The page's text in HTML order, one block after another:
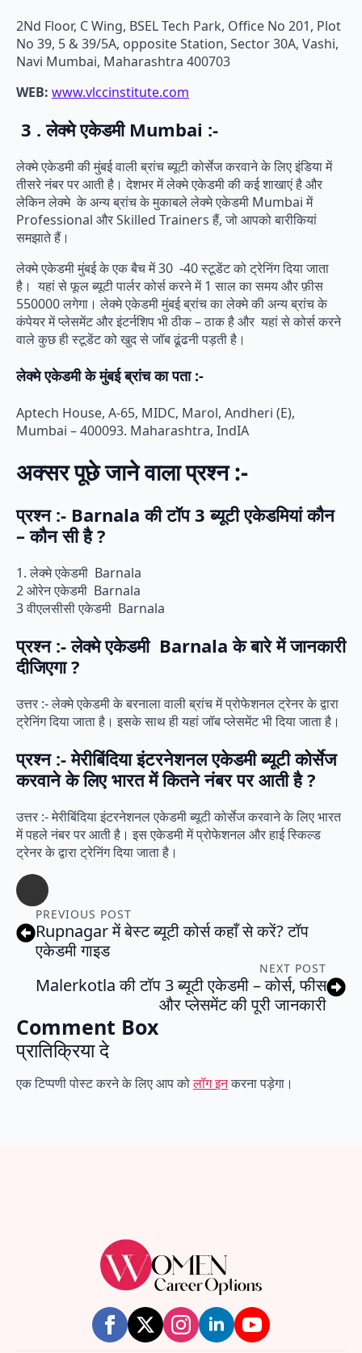
2Nd Floor, C Wing, BSEL Tech Park, Office No 201, Plot
No 39, 5 & 39/5A, opposite Station, Sector 30A, Vashi,
Navi Mumbai, Maharashtra 400703
WEB: www.vlccinstitute.com
3 . लेक्मे एकेडमी Mumbai :-
लेक्मे एकेडमी की मुंबई वाली ब्रांच ब्यूटी कोर्सेज करवाने के लिए इंडिया में
तीसरे नंबर पर आती है। देशभर में लेक्मे एकेडमी की कई शाखाएं है और
लेकिन लेक्मे के अन्य ब्रांच के मुकाबले लेक्मे एकेडमी Mumbai में
Professional और Skilled Trainers हैं, जो आपको बारीकियां
समझाते हैं।
लेक्मे एकेडमी मुंबई के एक बैच में 30 -40 स्टूडेंट को ट्रेनिंग दिया जाता
है। यहां से फूल ब्यूटी पार्लर कोर्स करने में 1 साल का समय और फ़ीस
550000 लगेगा। लेक्मे एकेडमी मुंबई ब्रांच का लेक्मे की अन्य ब्रांच के
कंपेयर में प्लेसमेंट और इंटर्नशिप भी ठीक – ठाक है और यहां से कोर्स करने
वाले कुछ ही स्टूडेंट को खुद से जॉब ढूंढनी पड़ती है।
लेक्मे एकेडमी के मुंबई ब्रांच का पता :-
Aptech House, A-65, MIDC, Marol, Andheri (E),
Mumbai – 400093. Maharashtra, IndIA
अक्सर पूछे जाने वाला प्रश्न :-
प्रश्न :- Barnala की टॉप 3 ब्यूटी एकेडमियां कौन
– कौन सी है ?
1. लेक्मे एकेडमी Barnala
2 ओरेन एकेडमी Barnala
3 वीएलसीसी एकेडमी Barnala
प्रश्न :- लेक्मे एकेडमी Barnala के बारे में जानकारी
दीजिएगा ?
उत्तर :- लेक्मे एकेडमी के बरनाला वाली ब्रांच में प्रोफेशनल ट्रेनर के द्वारा
ट्रेनिंग दिया जाता है। इसके साथ ही यहां जॉब प्लेसमेंट भी दिया जाता है।
प्रश्न :- मेरीबिंदिया इंटरनेशनल एकेडमी ब्यूटी कोर्सेज
करवाने के लिए भारत में कितने नंबर पर आती है ?
उत्तर :- मेरीबिंदिया इंटरनेशनल एकेडमी ब्यूटी कोर्सेज करवाने के लिए भारत
में पहले नंबर पर आती है। इस एकेडमी में प्रोफेशनल और हाई स्किल्ड
ट्रेनर के द्वारा ट्रेनिंग दिया जाता है।
PREVIOUS POST
Rupnagar में बेस्ट ब्यूटी कोर्स कहाँ से करें? टॉप
एकेडमी गाइड
NEXT POST
Malerkotla की टॉप 3 ब्यूटी एकेडमी – कोर्स, फीस
और प्लेसमेंट की पूरी जानकारी
Comment Box
प्रातिक्रिया दे
एक टिप्पणी पोस्ट करने के लिए आप कोलॉग इनकरना पड़ेगा।